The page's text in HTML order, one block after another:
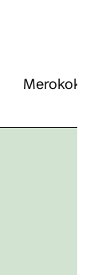
Merokok